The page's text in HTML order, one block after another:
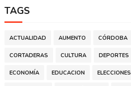
TAGS
ACTUALIDAD AUMENTO CÓRDOBA
CORTADERAS CULTURA DEPORTES
ECONOMÍA EDUCACION ELECCIONES